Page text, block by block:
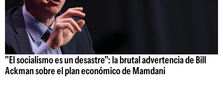
"El socialismo es un desastre": la brutal advertencia de Bill
Ackman sobre el plan económico de Mamdani